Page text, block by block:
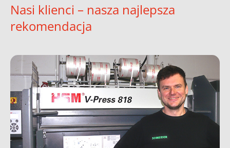
Nasi klienci – nasza najlepsza
rekomendacja